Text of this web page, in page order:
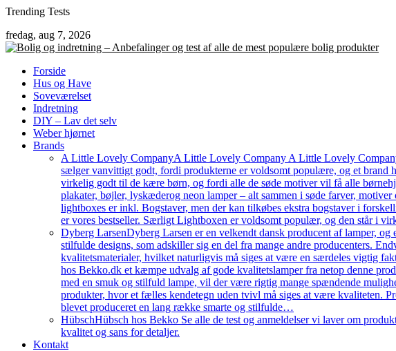
Skip
content
Trending Tests
fredag, aug 7, 2026
Forside
Hus og Have
Soveværelset
Indretning
DIY – Lav det selv
Weber hjørnet
Brands
A Little Lovely CompanyA Little Lovely Company A Little Lovely
sælger vanvittigt godt, fordi produkterne er voldsomt populære, og et brand
virkelig godt til de kære børn, og fordi alle de søde motiver vil få alle
plakater, bøjler, lyskæderog neon lamper – alt sammen i søde farver,
lightboxes er inkl. Bogstaver, men der kan tilkøbes ekstra bogstaver i
er vores bestseller. Særligt Lightboxen er voldsomt populær, og den står i
Dyberg LarsenDyberg Larsen er en velkendt dansk producent af lamper,
stilfulde designs, som adskiller sig en del fra mange andre producenters.
kvalitetsmaterialer, hvilket naturligvis må siges at være en særdeles vigtig
hos Bekko.dk et kæmpe udvalg af gode kvalitetslamper fra netop denne
med en smuk og stilfuld lampe, vil der være rigtig mange spændende
produkter, hvor et fælles kendetegn uden tvivl må siges at være kvaliteten.
blevet produceret en lang række smarte og stilfulde…
HübschHübsch hos Bekko Se alle de test og anmeldelser vi laver om
kvalitet og sans for detaljer.
Kontakt